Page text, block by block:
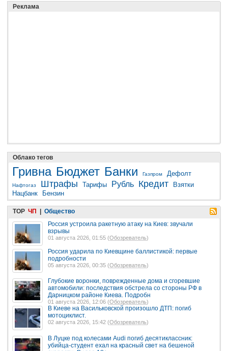
Реклама
Облако тегов
Гривна Бюджет Банки Газпром Дефолт
Нафтогаз Штрафы Тарифы Рубль Кредит
Взятки
Нацбанк
Бензин
TOP ЧП
Общество
Россия устроила ракетную атаку на Киев: звучали
взрывы
01 августа 2026, 01:55 (Обозреватель)
Россия ударила по Киевщине баллистикой: первые
подробности
05 августа 2026, 00:35 (Обозреватель)
Глубокие воронки, поврежденные дома и сгоревшие
автомобили: последствия обстрела со стороны РФ в
Дарницком районе Киева. Подробн
01 августа 2026, 12:06 (Обозреватель)
В Киеве на Васильковской произошло ДТП: погиб
мотоциклист.
02 августа 2026, 15:42 (Обозреватель)
В Луцке под колесами Audi погиб десятиклассник:
убийца-студент ехал на красный свет на бешеной